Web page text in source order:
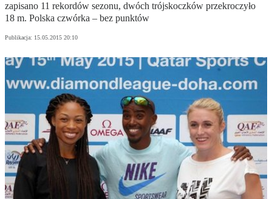
zapisano 11 rekordów sezonu, dwóch trójskoczków przekroczyło
18 m. Polska czwórka – bez punktów
Publikacja: 15.05.2015 20:10